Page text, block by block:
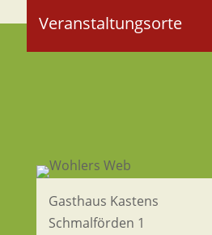
Veranstaltungsorte
Gasthaus Kastens
Schmalförden 1